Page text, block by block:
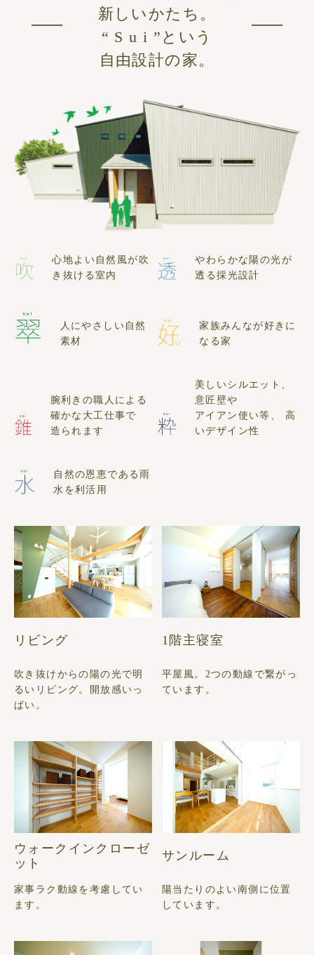
新しいかたち。
“ S u i ”という
自由設計の家。
心地よい自然風が吹
き抜ける室内
やわらかな陽の光が
透る採光設計
人にやさしい自然
素材
家族みんなが好きに
なる家
腕利きの職人による
確かな大工仕事で
造られます
美しいシルエット、
意匠壁や
アイアン使い等、
高
いデザイン性
自然の恩恵である雨
水を利活用
リビング
吹き抜けからの陽の光で明
るいリビング。開放感いっ
ぱい。
1階主寝室
平屋風。2つの動線で繋がっ
ています。
ウォークインクローゼ
ット
家事ラク動線を考慮してい
ます。
サンルーム
陽当たりのよい南側に位置
しています。